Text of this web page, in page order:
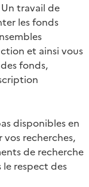
travail de
les fonds
et ainsi vous
fonds,
disponibles en
recherches,
de recherche
le respect des